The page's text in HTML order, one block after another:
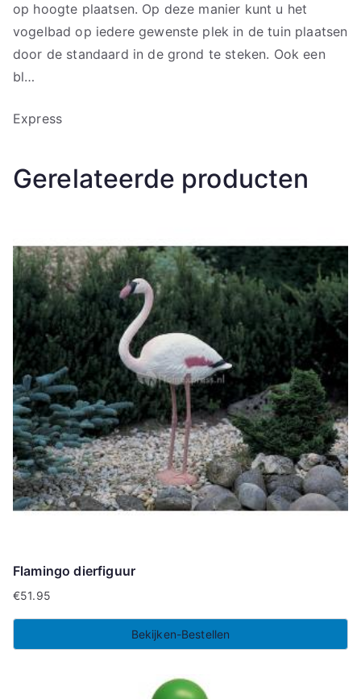
op hoogte plaatsen. Op deze manier kunt u het
vogelbad op iedere gewenste plek in de tuin plaatsen
door de standaard in de grond te steken. Ook een
bl…
Express
Gerelateerde producten
Flamingo dierfiguur
€51.95
Bekijken-Bestellen